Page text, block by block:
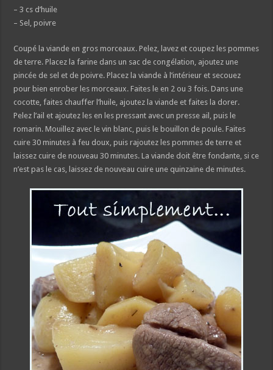
– 3 cs d’huile
– Sel, poivre
Coupé la viande en gros morceaux. Pelez, lavez et coupez les pommes
de terre. Placez la farine dans un sac de congélation, ajoutez une
pincée de sel et de poivre. Placez la viande à l’intérieur et secouez
pour bien enrober les morceaux. Faites le en 2 ou 3 fois. Dans une
cocotte, faites chauffer l’huile, ajoutez la viande et faites la dorer.
Pelez l’ail et ajoutez les en les pressant avec un presse ail, puis le
romarin. Mouillez avec le vin blanc, puis le bouillon de poule. Faites
cuire 30 minutes à feu doux, puis rajoutez les pommes de terre et
laissez cuire de nouveau 30 minutes. La viande doit être fondante, si ce
n’est pas le cas, laissez de nouveau cuire une quinzaine de minutes.